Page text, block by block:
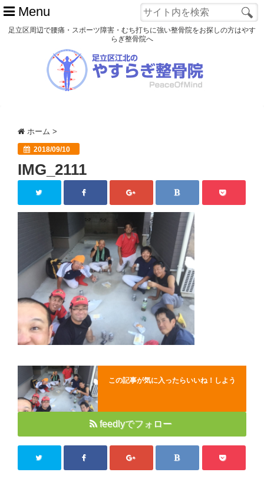
Menu
スポーツ障害
患者様の声
アクセス
院長プロフィール
Close
足立区周辺で腰痛・スポーツ障害・むち打ちに強い整骨院をお探しの方はやす
らぎ整骨院へ
ホーム >
2018/09/10
IMG_2111
この記事が気に入ったらいいね！しよう
feedlyでフォロー